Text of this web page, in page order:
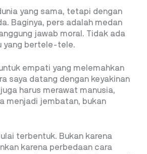
yang sama, tetapi dengan
Baginya, pers adalah medan
jawab moral. Tidak ada
yang bertele-tele.
empati yang melemahkan
saya datang dengan keyakinan
harus merawat manusia,
menjadi jembatan, bukan
terbentuk. Bukan karena
karena perbedaan cara